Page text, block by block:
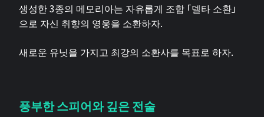
생성한 3종의 메모리아는 자유롭게 조합 「델타 소환」
으로 자신 취향의 영웅을 소환하자.
새로운 유닛을 가지고 최강의 소환사를 목표로 하자.
풍부한 스피어와 깊은 전술